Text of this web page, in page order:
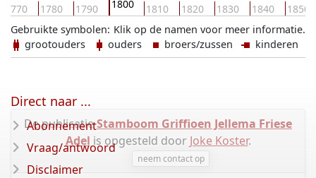
1770 1780 1790 1800 1810 1820 1830 1840 1850
Klik op de namen voor meer informatie.
Gebruikte symbolen:
grootouders
ouders broers/zussen kinderen
De publicatieStamboom Griffioen Jellema Friese
Adel is opgesteld door Joke Koster.
neem contact op
Direct naar ...
Abonnement
Vraag/antwoord
Disclaimer